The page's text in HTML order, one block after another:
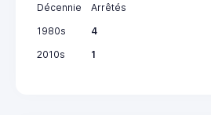
Décennie
Arrêtés
1980s
4
2010s
1